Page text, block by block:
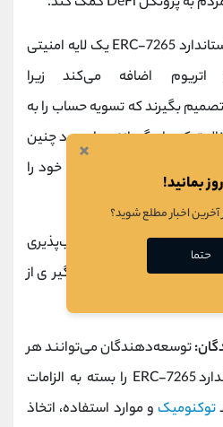
استاندارد ERC-7265 یک لایه امنیتی
اضافه می‌کند زیرا
بگیرند که تسویه حساب را به
توکن را برگردانند. با وجود چنین
حفاظتی، یک پروتکل DeFi می تواند مشخصات ریسک خود را
را افزایش دهد.
نوسانات شدید بازار یا آسیب‌پذیری‌
شکن می‌تواند به جلوگیری از
کاربران کمک کند.
توسعه‌دهندگان می‌توانند هر
یک از دو پیاده‌سازی استاندارد ERC-7265 را بسته به الزامات
توکنومیک و موارد استفاده، اتخاذ
×
بمانید!
آخرین اخبار مطلع شوید؟
حتما